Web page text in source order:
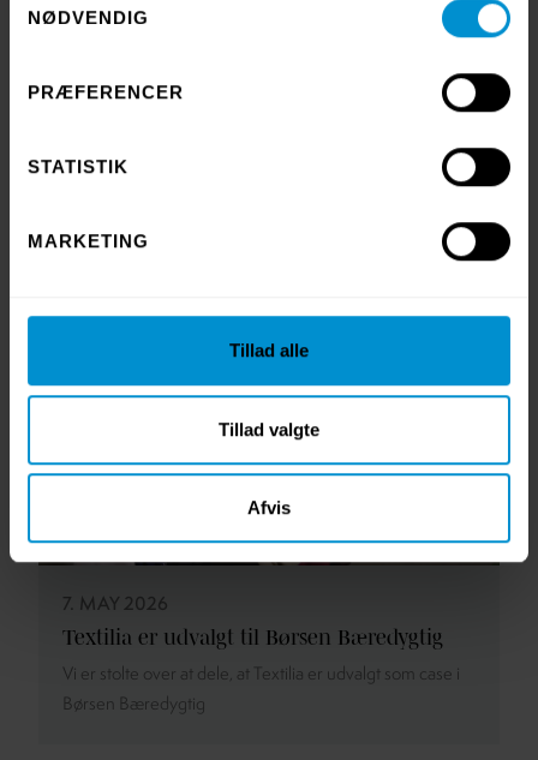
NØDVENDIG
PRÆFERENCER
STATISTIK
MARKETING
Tillad alle
Tillad valgte
Afvis
1. JUNE 2026
længere kan bruges til deres oprindelige formål. Nu har
7. MAY 2026
Textilia er udvalgt til Børsen Bæredygtig
Vi er stolte over at dele, at Textilia er udvalgt som case i
Børsen Bæredygtig